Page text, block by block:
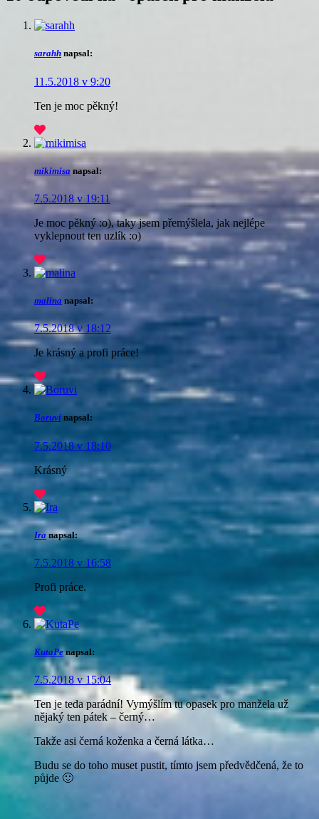
sarahh napsal:
11.5.2018 v 9:20
Ten je moc pěkný!
mikimisa napsal:
7.5.2018 v 19:11
Je moc pěkný :o), taky jsem přemýšlela, jak nejlépe
vyklepnout ten uzlík :o)
malina napsal:
7.5.2018 v 18:12
Je krásný a profi práce!
Boruvi napsal:
7.5.2018 v 18:10
Krásný
Ira napsal:
7.5.2018 v 16:58
Profi práce.
KutaPe napsal:
7.5.2018 v 15:04
Ten je teda parádní! Vymýšlím tu opasek pro manžela už
nějaký ten pátek – černý…
Takže asi černá koženka a černá látka…
Budu se do toho muset pustit, tímto jsem předvědčená, že to
půjde 🙂